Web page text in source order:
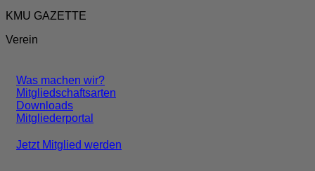
KMU GAZETTE
Verein
Was machen wir?
Mitgliedschaftsarten
Downloads
Mitgliederportal
Jetzt Mitglied werden